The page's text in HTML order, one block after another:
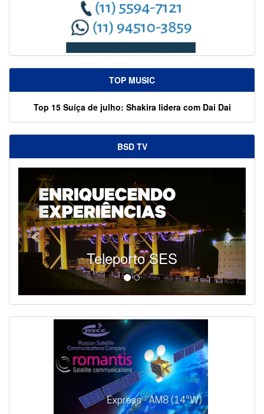
TOP MUSIC
Top 15 Suíça de julho: Shakira lidera com Dai Dai
BSD TV
Teleporto SES